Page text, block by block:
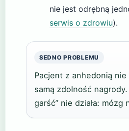
nie jest odrębną
serwis o zdrowiu).
SEDNO PROBLEMU
Pacjent z anhedonią
samą zdolność
garść” nie działa: